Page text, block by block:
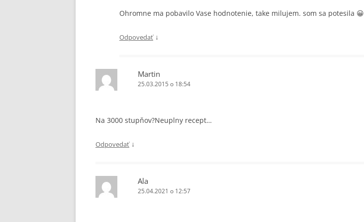
Ohromne ma pobavilo Vase hodnotenie, take milujem. som sa potesila 😀
Odpovedať ↓
Martin
25.03.2015 o 18:54
Na 3000 stupňov?Neuplny recept…
Odpovedať ↓
Ala
25.04.2021 o 12:57